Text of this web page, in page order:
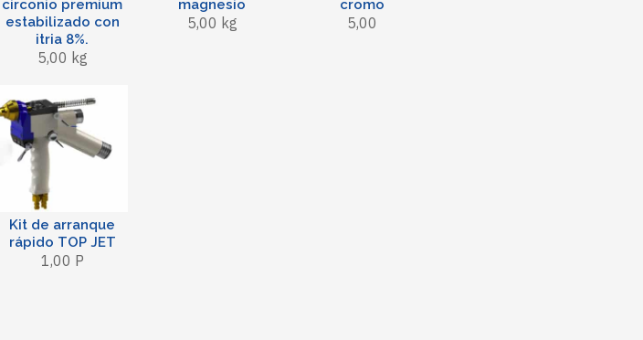
circonio premium
estabilizado con
itria 8%.
5,00 kg
magnesio
5,00 kg
cromo
5,00
Kit de arranque
rápido TOP JET
1,00 P